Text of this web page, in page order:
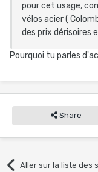
pour cet usage,
vélos acier (
des prix
Pourquoi tu parles
Share
Aller sur la liste des